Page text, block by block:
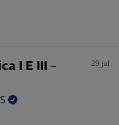
I E III -
29 jul